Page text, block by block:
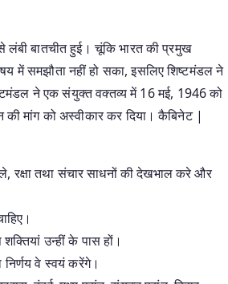
लंबी बातचीत हुई। चूंकि भारत की प्रमुख
में समझौता नहीं हो सका, इसलिए शिष्टमंडल ने
ने एक संयुक्त वक्तव्य में 16 मई, 1946 को
मांग को अस्वीकार कर दिया। कैबिनेट |
रक्षा तथा संचार साधनों की देखभाल करे और
उन्हीं के पास हों।
वे स्वयं करेंगे।